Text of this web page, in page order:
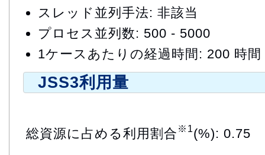
スレッド並列手法: 非該当
プロセス並列数: 500 - 5000
1ケースあたりの経過時間: 200 時間
JSS3利用量
総資源に占める利用割合 ※1(%): 0.75